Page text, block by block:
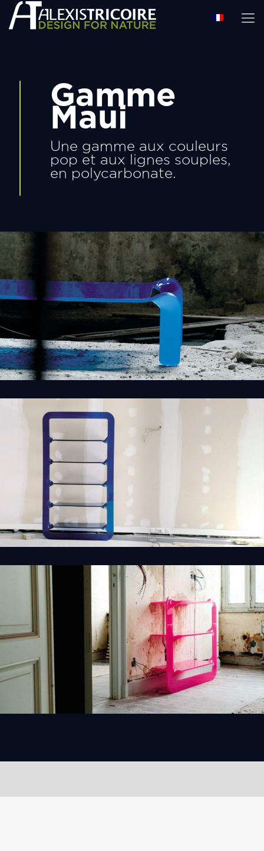
Gamme
Maui
Une gamme aux couleurs
pop et aux lignes souples,
en polycarbonate.